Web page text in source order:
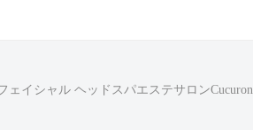
ェイシャル ヘッドスパエステサロンCucuron